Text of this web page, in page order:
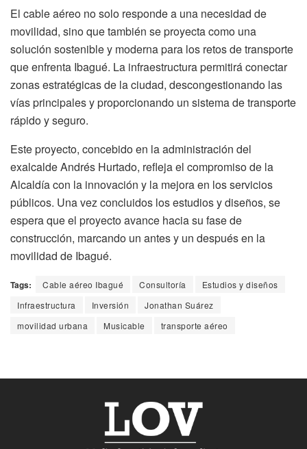
El cable aéreo no solo responde a una necesidad de
movilidad, sino que también se proyecta como una
solución sostenible y moderna para los retos de transporte
que enfrenta Ibagué. La infraestructura permitirá conectar
zonas estratégicas de la ciudad, descongestionando las
vías principales y proporcionando un sistema de transporte
rápido y seguro.
Este proyecto, concebido en la administración del
exalcalde Andrés Hurtado, refleja el compromiso de la
Alcaldía con la innovación y la mejora en los servicios
públicos. Una vez concluidos los estudios y diseños, se
espera que el proyecto avance hacia su fase de
construcción, marcando un antes y un después en la
movilidad de Ibagué.
Tags: Cable aéreo Ibagué Consultoría
Estudios y diseños
Infraestructura
Inversión
Jonathan Suárez
movilidad urbana
Musicable transporte aéreo